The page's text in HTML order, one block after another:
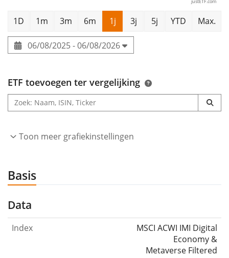
1D 1m 3m 6m 1j 3j 5j YTD Max.
06/08/2025 - 06/08/2026
ETF toevoegen ter vergelijking
Toon meer grafiekinstellingen
Basis
Data
Index
MSCI ACWI IMI Digital
Economy &
Metaverse Filtered